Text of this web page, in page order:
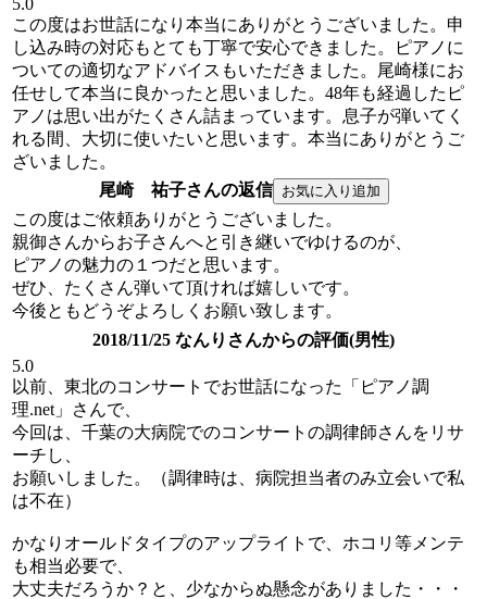
この度はお世話になり本当にありがとうございました。申
し込み時の対応もとても丁寧で安心できました。ピアノに
ついての適切なアドバイスもいただきました。尾崎様にお
任せして本当に良かったと思いました。48年も経過したピ
アノは思い出がたくさん詰まっています。息子が弾いてく
れる間、大切に使いたいと思います。本当にありがとうご
ざいました。
尾崎 祐子さんの返信
この度はご依頼ありがとうございました。
親御さんからお子さんへと引き継いでゆけるのが、
ピアノの魅力の１つだと思います。
ぜひ、たくさん弾いて頂ければ嬉しいです。
今後ともどうぞよろしくお願い致します。
2018/11/25 なんりさんからの評価(男性)
5.0
以前、東北のコンサートでお世話になった「ピアノ調
理.net」さんで、
今回は、千葉の大病院でのコンサートの調律師さんをリサ
ーチし、
お願いしました。（調律時は、病院担当者のみ立会いで私
は不在）
かなりオールドタイプのアップライトで、ホコリ等メンテ
も相当必要で、
大丈夫だろうか？と、少なからぬ懸念がありました・・・